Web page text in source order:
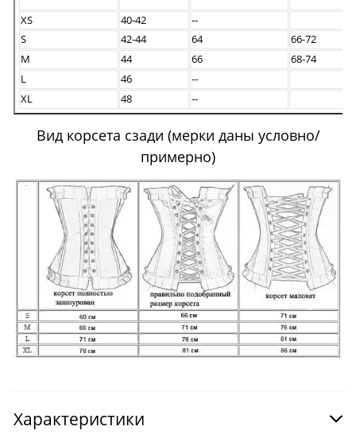
XS 40-42
--
S
42-44 64
66-72
M
44 66
68-74
L
46
--
XL
48 --
Вид корсета сзади (мерки даны условно/
примерно)
Характеристики